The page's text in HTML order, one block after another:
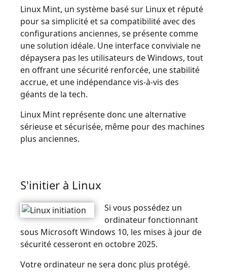
Linux Mint, un système basé sur Linux et réputé
pour sa simplicité et sa compatibilité avec des
configurations anciennes, se présente comme
une solution idéale. Une interface conviviale ne
dépaysera pas les utilisateurs de Windows, tout
en offrant une sécurité renforcée, une stabilité
accrue, et une indépendance vis-à-vis des
géants de la tech.
Linux Mint représente donc une alternative
sérieuse et sécurisée, même pour des machines
plus anciennes.
S'initier à Linux
Si vous possédez un
ordinateur fonctionnant
sous Microsoft Windows 10, les mises à jour de
sécurité cesseront en octobre 2025.
Votre ordinateur ne sera donc plus protégé.